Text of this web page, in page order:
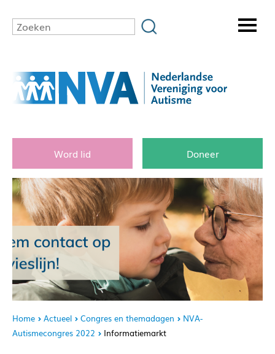
Word lid Doneer
Home Actueel Congres en themadagen
NVA-
Autismecongres 2022
Informatiemarkt